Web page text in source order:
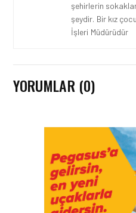
şehirlerin
şeydir. Bir kız
İşleri Müdürüdür
YORUMLAR (0)
TAV